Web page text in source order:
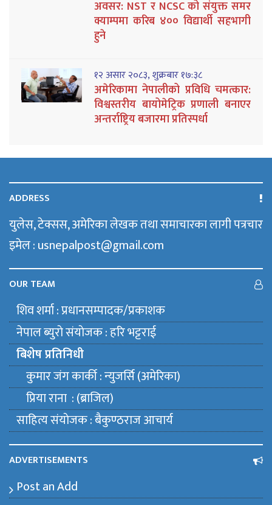
अवसर: NST र NCSC को संयुक्त समर
क्याम्पमा करिब ४०० विद्यार्थी सहभागी
हुने
१२ असार २०८३, शुक्रबार १७:३८
अमेरिकामा नेपालीको प्रविधि चमत्कार:
विश्वस्तरीय बायोमेट्रिक प्रणाली बनाएर
अन्तर्राष्ट्रिय बजारमा प्रतिस्पर्धा
ADDRESS
युलेस, टेक्सस, अमेरिका लेखक तथा समाचारका लागी पत्रचार
इमेल : usnepalpost@gmail.com
OUR TEAM
शिव शर्मा : प्रधानसम्पादक/प्रकाशक
नेपाल ब्युराे संयाेजक : हरि भट्टराई
बिशेष प्रतिनिधी
कुमार जंग कार्की : न्युजर्सि (अमेरिका)
प्रिया राना : (ब्राजिल)
साहित्य संयाेजक : बैकुण्ठराज आचार्य
ADVERTISEMENTS
Post an Add